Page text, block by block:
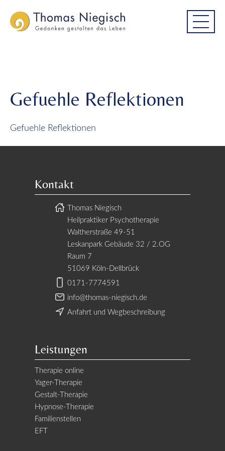
to
to
Gefuehle Reflektionen
Gefuehle Reflektionen
Gefuehle Reflektionen
Kontakt
Thomas Niegisch
Heilpraktiker Psychotherapie
Waltherstraße 49-51
Leskanpark Gebäude 32 / 2.OG
Raum 7
51069 Köln-Dellbrück
0171-7774591
info@thomas-niegisch.de
Anfahrt und Wegbeschreibung
Leistungen
Therapie online
Yager-Therapie
Gestalt-Therapie
Hypnose-Therapie
Familienstellen
EFT